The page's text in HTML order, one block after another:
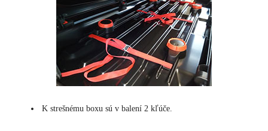
K strešnému boxu sú v balení 2 kľúče.